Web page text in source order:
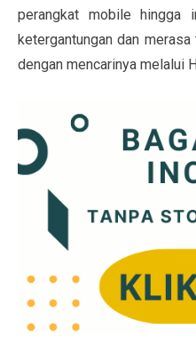
perangkat mobile hingga
ketergantungan dan
dengan mencarinya melalui